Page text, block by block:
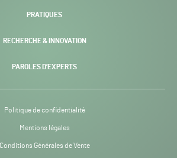
PRATIQUES
RECHERCHE & INNOVATION
PAROLES D’EXPERTS
Politique de confidentialité
Mentions légales
Conditions Générales de Vente